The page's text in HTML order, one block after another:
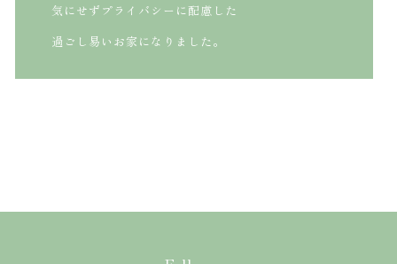
プレゼン用模型
お客様の声
お問い合わせ
プライバシーポリシー
気にせずプライバシーに配慮した
過ごし易いお家になりました。